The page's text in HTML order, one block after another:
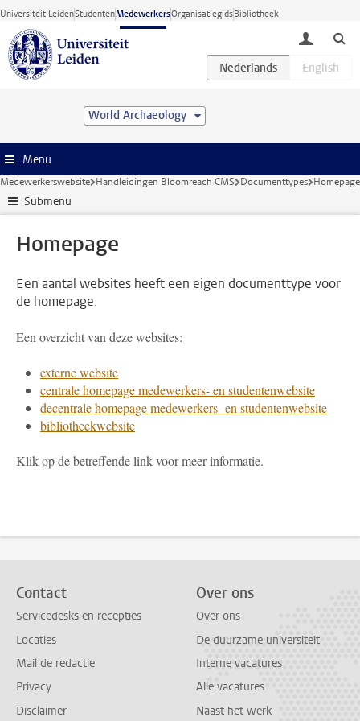
Ga direct naar de inhoud
Universiteit LeidenStudentenMedewerkersOrganisatiegidsBibliotheek
toggle
World Archaeology
Menu
Medewerkerswebsite Handleidingen Bloomreach CMS Documenttypes Homepage
Submenu
Homepage
Een aantal websites heeft een eigen documenttype voor
de homepage.
Een overzicht van deze websites:
externe website
centrale homepage medewerkers- en studentenwebsite
decentrale homepage medewerkers- en studentenwebsite
bibliotheekwebsite
Klik op de betreffende link voor meer informatie.
Contact
Servicedesks en recepties
Locaties
Mail de redactie
Privacy
Disclaimer
Over ons
Over ons
De duurzame universiteit
Interne vacatures
Alle vacatures
Naast het werk